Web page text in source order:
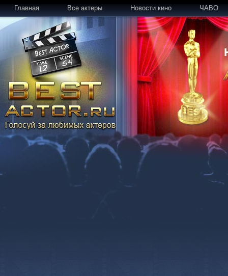
Главная Все актеры Новости кино ЧАВО